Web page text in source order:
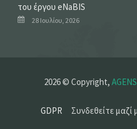
του έργου eNaBIS
28 Ιουλίου, 2026
2026 © Copyright,
GDPR Συνδεθείτε μαζί